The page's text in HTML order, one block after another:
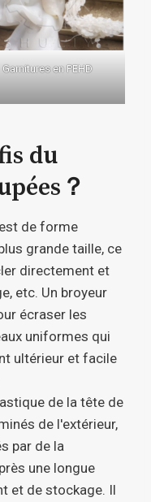
Garnitures en PEHD
du
？
de forme
grande taille, ce
directement et
etc. Un broyeur
écraser les
uniformes qui
ultérieur et facile
de la tête de
de l'extérieur,
par de la
une longue
et de stockage. Il